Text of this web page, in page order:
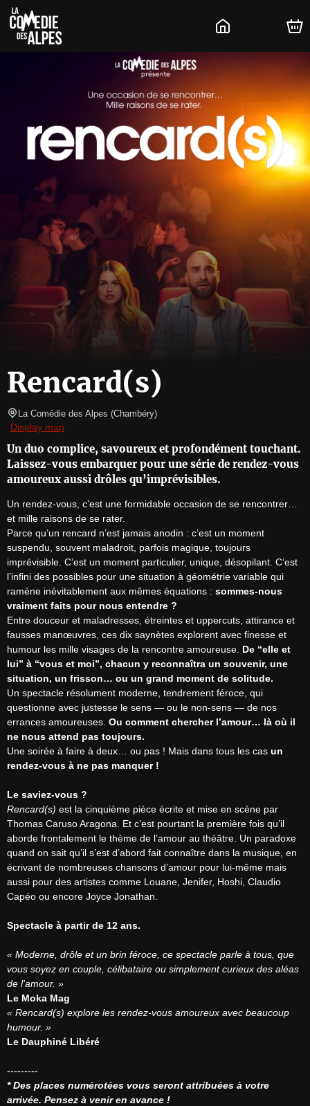
Rencard(s)
La Comédie des Alpes (Chambéry)
Display map
Un duo complice, savoureux et profondément touchant.
Laissez-vous embarquer pour une série de rendez-vous
amoureux aussi drôles qu’imprévisibles.
Un rendez-vous, c’est une formidable occasion de se rencontrer…
et mille raisons de se rater.
Parce qu’un rencard n’est jamais anodin : c’est un moment
suspendu, souvent maladroit, parfois magique, toujours
imprévisible. C’est un moment particulier, unique, désopilant. C’est
l’infini des possibles pour une situation à géométrie variable qui
ramène inévitablement aux mêmes équations : sommes-nous
vraiment faits pour nous entendre ?
Entre douceur et maladresses, étreintes et uppercuts, attirance et
fausses manœuvres, ces dix saynètes explorent avec finesse et
humour les mille visages de la rencontre amoureuse. De “elle et
lui” à “vous et moi”, chacun y reconnaîtra un souvenir, une
situation, un frisson… ou un grand moment de solitude.
Un spectacle résolument moderne, tendrement féroce, qui
questionne avec justesse le sens — ou le non-sens — de nos
errances amoureuses. Ou comment chercher l’amour… là où il
ne nous attend pas toujours.
Une soirée à faire à deux… ou pas ! Mais dans tous les cas un
rendez-vous à ne pas manquer !
Le saviez-vous ?
Rencard(s) est la cinquième pièce écrite et mise en scène par
Thomas Caruso Aragona. Et c’est pourtant la première fois qu’il
aborde frontalement le thème de l’amour au théâtre. Un paradoxe
quand on sait qu’il s’est d’abord fait connaître dans la musique, en
écrivant de nombreuses chansons d’amour pour lui-même mais
aussi pour des artistes comme Louane, Jenifer, Hoshi, Claudio
Capéo ou encore Joyce Jonathan.
Spectacle à partir de 12 ans.
« Moderne, drôle et un brin féroce, ce spectacle parle à tous, que
vous soyez en couple, célibataire ou simplement curieux des aléas
de l'amour. »
Le Moka Mag
« Rencard(s) explore les rendez-vous amoureux avec beaucoup
humour. »
Le Dauphiné Libéré
* Des places numérotées vous seront attribuées à votre
arrivée. Pensez à venir en avance !